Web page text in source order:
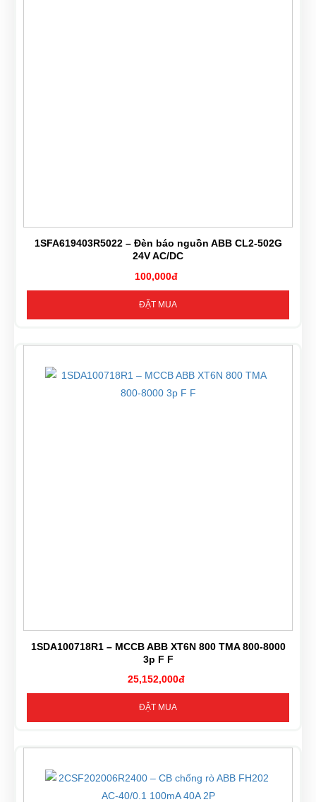
1SFA619403R5022 – Đèn báo nguồn ABB CL2-502G
24V AC/DC
100,000đ
ĐẶT MUA
1SDA100718R1 – MCCB ABB XT6N 800 TMA 800-8000
3p F F
25,152,000đ
ĐẶT MUA